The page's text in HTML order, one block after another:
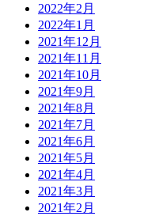
2022年2月
2022年1月
2021年12月
2021年11月
2021年10月
2021年9月
2021年8月
2021年7月
2021年6月
2021年5月
2021年4月
2021年3月
2021年2月